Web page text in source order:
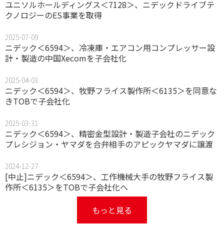
ユニソルホールディングス＜7128＞、ニデックドライブテ
クノロジーのES事業を取得
2025-07-09
ニデック＜6594＞、冷凍庫・エアコン用コンプレッサー設
計・製造の中国Xecomを子会社化
2025-04-03
ニデック＜6594＞、牧野フライス製作所＜6135＞を同意な
きTOBで子会社化
2025-03-31
ニデック＜6594＞、精密金型設計・製造子会社のニデック
プレシジョン・ヤマダを合弁相手のアピックヤマダに譲渡
2024-12-27
[中止]ニデック＜6594＞、工作機械大手の牧野フライス製
作所＜6135＞をTOBで子会社化へ
もっと見る